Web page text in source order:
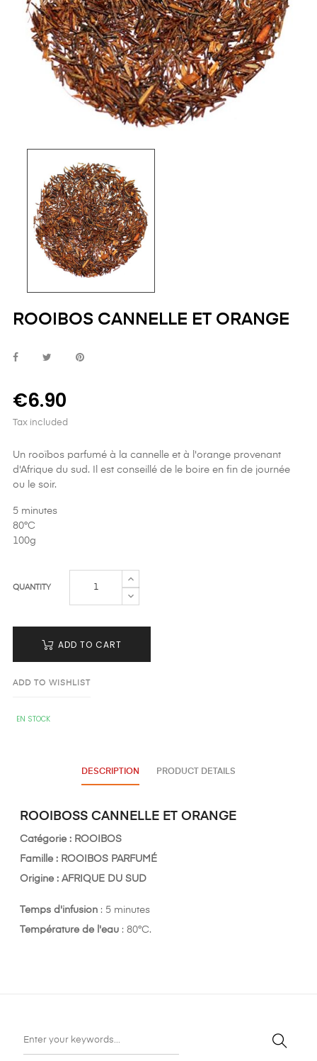
ROOIBOS CANNELLE ET ORANGE
€6.90
Tax included
Un rooïbos parfumé à la cannelle et à l'orange provenant
d'Afrique du sud. Il est conseillé de le boire en fin de journée
ou le soir.
5 minutes
80°C
100g
QUANTITY
ADD TO CART
ADD TO WISHLIST
EN STOCK
DESCRIPTION PRODUCT DETAILS
ROOIBOSS CANNELLE ET ORANGE
Catégorie : ROOIBOS
Famille : ROOIBOS PARFUMÉ
Origine : AFRIQUE DU SUD
Temps d'infusion : 5 minutes
Température de l'eau : 80°C.